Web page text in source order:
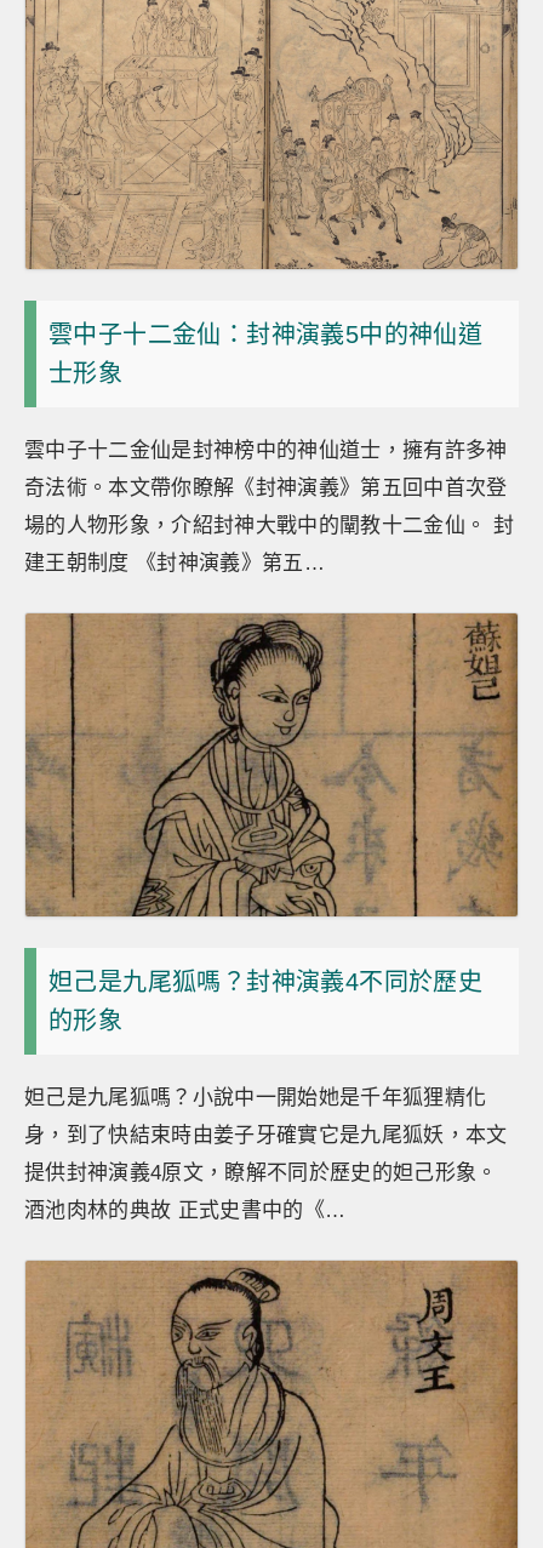
雲中子十二金仙：封神演義5中的神仙道
士形象
雲中子十二金仙是封神榜中的神仙道士，擁有許多神
奇法術。本文帶你瞭解《封神演義》第五回中首次登
場的人物形象，介紹封神大戰中的闡教十二金仙。 封
建王朝制度 《封神演義》第五…
妲己是九尾狐嗎？封神演義4不同於歷史
的形象
妲己是九尾狐嗎？小說中一開始她是千年狐狸精化
身，到了快結束時由姜子牙確實它是九尾狐妖，本文
提供封神演義4原文，瞭解不同於歷史的妲己形象。
酒池肉林的典故 正式史書中的《…